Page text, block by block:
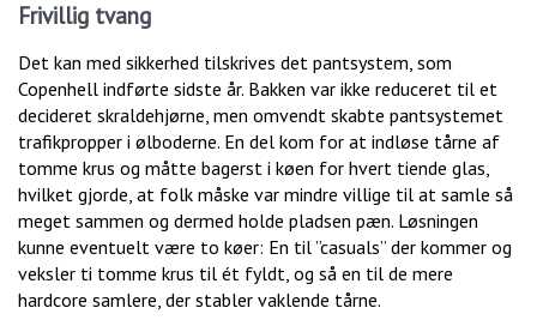
Frivillig tvang
Det kan med sikkerhed tilskrives det pantsystem, som
Copenhell indførte sidste år. Bakken var ikke reduceret til et
decideret skraldehjørne, men omvendt skabte pantsystemet
trafikpropper i ølboderne. En del kom for at indløse tårne af
tomme krus og måtte bagerst i køen for hvert tiende glas,
hvilket gjorde, at folk måske var mindre villige til at samle så
meget sammen og dermed holde pladsen pæn. Løsningen
kunne eventuelt være to køer: En til ”casuals” der kommer og
veksler ti tomme krus til ét fyldt, og så en til de mere
hardcore samlere, der stabler vaklende tårne.